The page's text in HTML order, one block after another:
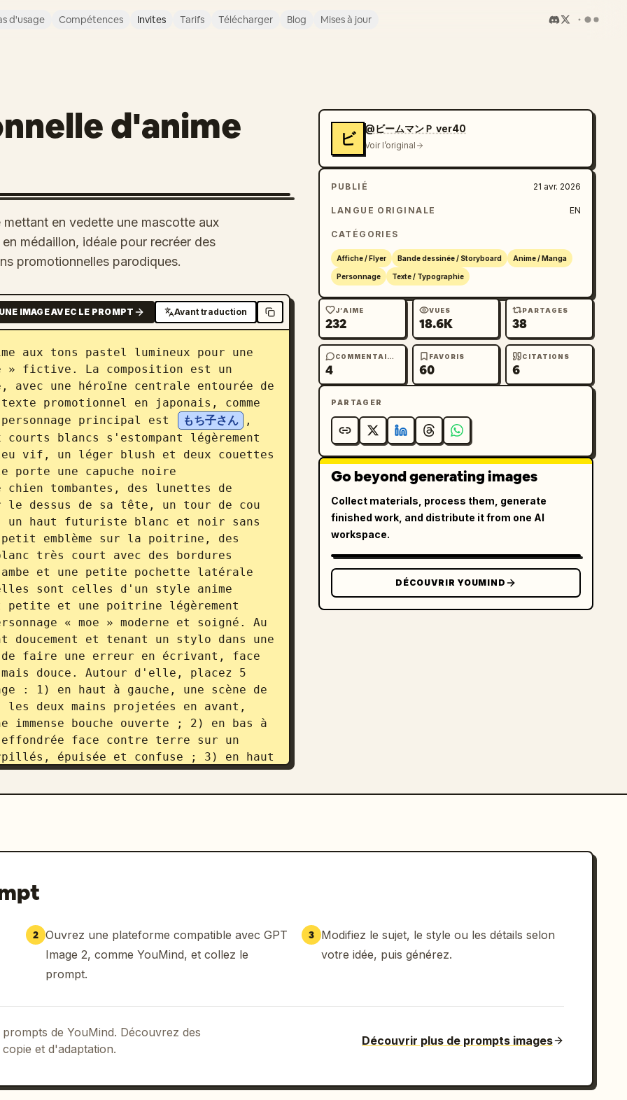
d'usage Compétences Invites Tarifs Télécharger Blog Mises à jour
d'anime
en vedette une mascotte aux
médaillon, idéale pour recréer des
promotionnelles parodiques.
IMAGE AVEC LE PROMPT Avant traduction
aux tons pastel lumineux pour une
» fictive. La composition est un
une héroïne centrale entourée de
promotionnel en japonais, comme
principal est
もち子さん
,
blancs s'estompant légèrement
vif, un léger blush et deux couettes
porte une capuche noire
tombantes, des lunettes de
le dessus de sa tête, un tour de cou
un haut futuriste blanc et noir sans
petit emblème sur la poitrine, des
très court avec des bordures
et une petite pochette latérale
sont celles d'un style anime
petite et une poitrine légèrement
« moe » moderne et soigné. Au
et tenant un stylo dans une
faire une erreur en écrivant, face
douce. Autour d'elle, placez 5
: 1) en haut à gauche, une scène de
deux mains projetées en avant,
immense bouche ouverte ; 2) en bas à
effondrée face contre terre sur un
épuisée et confuse ; 3) en haut
pancarte en papier avec une
4) en bas à droite, un portrait
plus grande et l'autre plus petite,
Utilisez une palette printanière
menthe, du pêche, du crème et du
et des formes graphiques
doit paraître aérien et festif,
des courbes décoratives, des étoiles
titre multicolore en haut à gauche,
de diffusion saisonnière en
すじ » sur la gauche avec plusieurs
en bas à gauche, des phrases
Ajoutez une bannière de nom de
ビ
@ビームマンＰ ver40
Voir l’original
PUBLIÉ 21 avr. 2026
LANGUE ORIGINALE EN
CATÉGORIES
Affiche / Flyer Bande dessinée / Storyboard Anime / Manga
Personnage Texte / Typographie
J’AIME
232
VUES
18.6K
PARTAGES
38
COMMENTAIRES
4
FAVORIS
60
CITATIONS
6
PARTAGER
Go beyond generating images
Collect materials, process them, generate
finished work, and distribute it from one AI
workspace.
DÉCOUVRIR YOUMIND
2 Ouvrez une plateforme compatible avec GPT
Image 2, comme YouMind, et collez le
prompt.
3
Modifiez le sujet, le style ou les détails selon
votre idée, puis générez.
de YouMind. Découvrez des
et d'adaptation.
Découvrir plus de prompts images